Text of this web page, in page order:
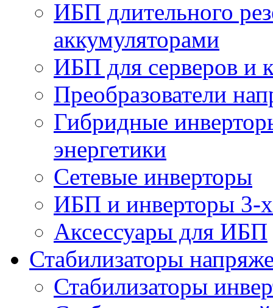
ИБП длительного
аккумуляторами
ИБП для серверов и
Преобразователи
Гибридные
энергетики
Сетевые инверторы
ИБП и инверторы 3-
Аксессуары для ИБП
Стабилизаторы
Стабилизаторы